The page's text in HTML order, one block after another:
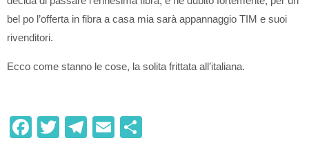
bel po l’offerta in fibra a casa mia sarà appannaggio TIM e suoi
rivenditori.
Ecco come stanno le cose, la solita frittata all’italiana.
Fa T
Te E